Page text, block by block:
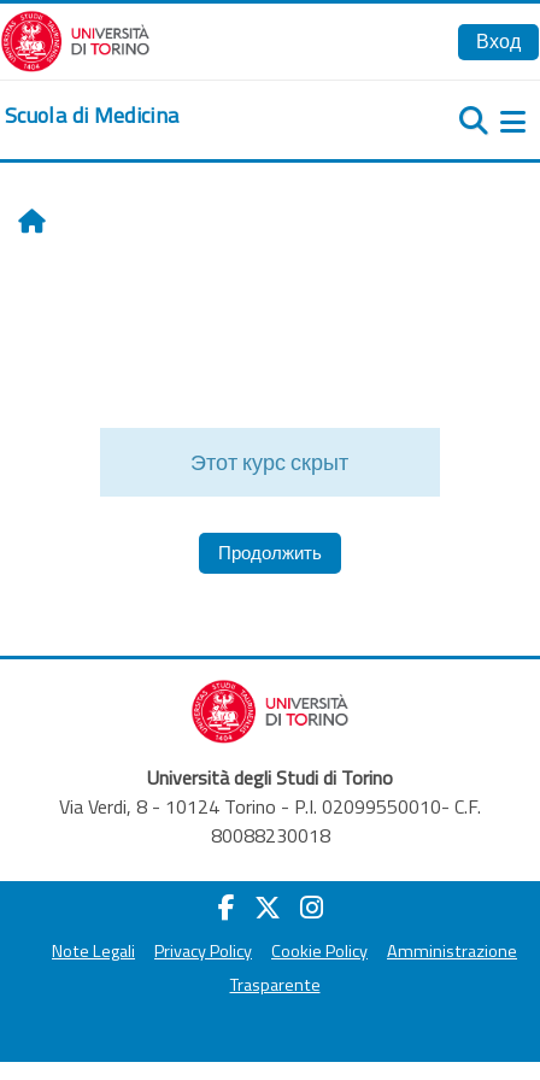
Перейти к основному содержанию
Вход
Scuola di Medicina
Главная
Этот курс скрыт
Продолжить
Università degli Studi di Torino
Via Verdi, 8 - 10124 Torino - P.I. 02099550010- C.F.
80088230018
Note Legali Privacy Policy Cookie Policy
Amministrazione
Trasparente